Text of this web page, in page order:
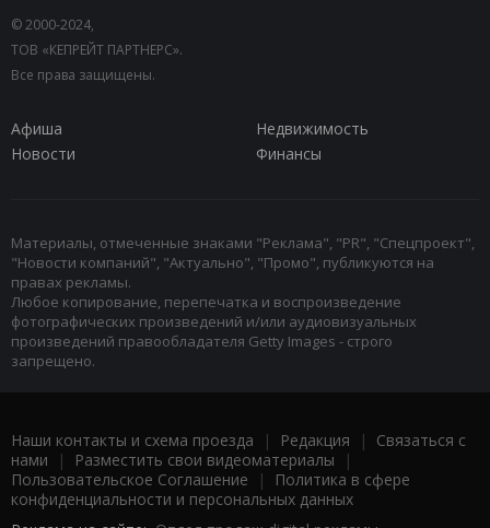
© 2000-2024,
ТОВ «КЕПРЕЙТ ПАРТНЕРС».
Все права защищены.
Афиша
Недвижимость
Новости
Финансы
Материалы, отмеченные знаками "Реклама", "PR", "Спецпроект",
"Новости компаний", "Актуально", "Промо", публикуются на
правах рекламы.
Любое копирование, перепечатка и воспроизведение
фотографических произведений и/или аудиовизуальных
произведений правообладателя Getty Images - строго
запрещено.
Наши контакты и схема проезда | Редакция | Связаться с
нами | Разместить свои видеоматериалы |
Пользовательское Соглашение |
Политика в сфере
конфиденциальности и персональных данных